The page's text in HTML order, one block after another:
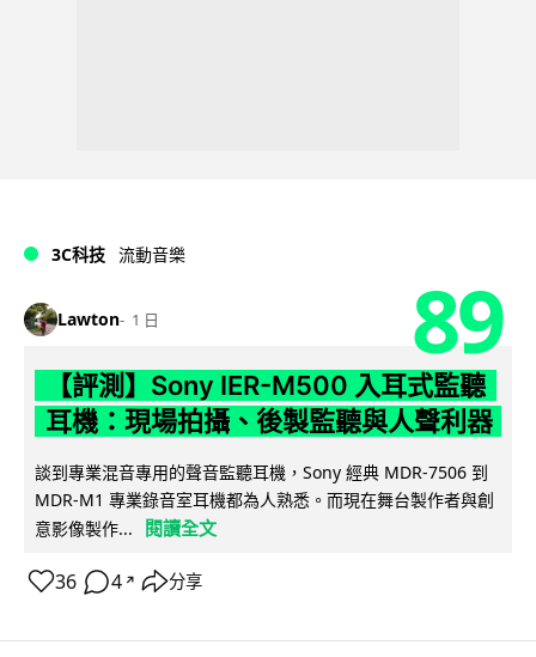
3C科技 流動音樂
Lawton 1 日 89
【評測】Sony IER-M500 入耳式監聽
耳機：現場拍攝、後製監聽與人聲利器
談到專業混音專用的聲音監聽耳機，Sony 經典 MDR-7506 到
MDR-M1 專業錄音室耳機都為人熟悉。而現在舞台製作者與創
意影像製作...
閱讀全文
36 4 ↗ 分享